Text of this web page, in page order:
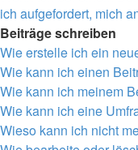
ich aufgefordert, mich
Beiträge schreiben
Wie erstelle ich ein
Wie kann ich einen
Wie kann ich meinem
Wie kann ich eine
Wieso kann ich nicht